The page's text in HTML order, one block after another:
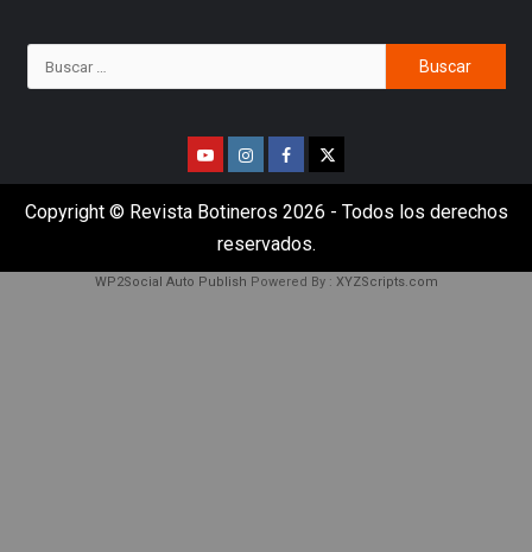
Copyright © Revista Botineros 2026 - Todos los derechos
reservados.
WP2Social Auto Publish Powered By : XYZScripts.com